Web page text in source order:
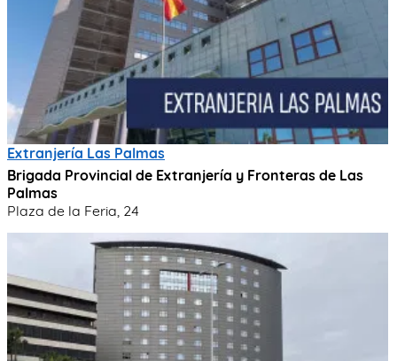
Extranjería Las Palmas
Brigada Provincial de Extranjería y Fronteras de Las
Palmas
Plaza de la Feria, 24